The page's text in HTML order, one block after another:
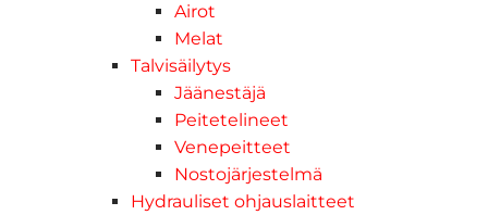
Airot
Melat
Talvisäilytys
Jäänestäjä
Peitetelineet
Venepeitteet
Nostojärjestelmä
Hydrauliset ohjauslaitteet